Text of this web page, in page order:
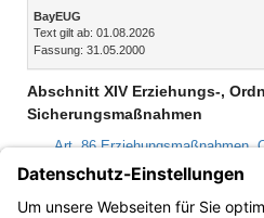
Inhalt
BayEUG
Text gilt ab: 01.08.2026
Fassung: 31.05.2000
Abschnitt XIV Erziehungs-,
Sicherungsmaßnahmen
Art. 86 Erziehungsmaßnahmen,
Art. 87 Sicherungsmaßnahmen
Art. 88 Zuständigkeit und